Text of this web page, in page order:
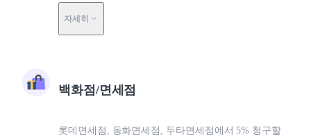
자세히
백화점/면세점
롯데면세점, 동화면세점, 두타면세점에서 5% 청구할